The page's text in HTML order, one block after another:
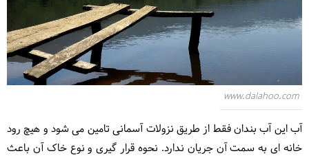
www.dalahoo.com
آب این آب بندان فقط از طریق نزولات آسمانی تامین می شود و هیچ رود
خانه ای به سمت آن جریان ندارد. نحوه قرار گیری و نوع خاک آن باعث